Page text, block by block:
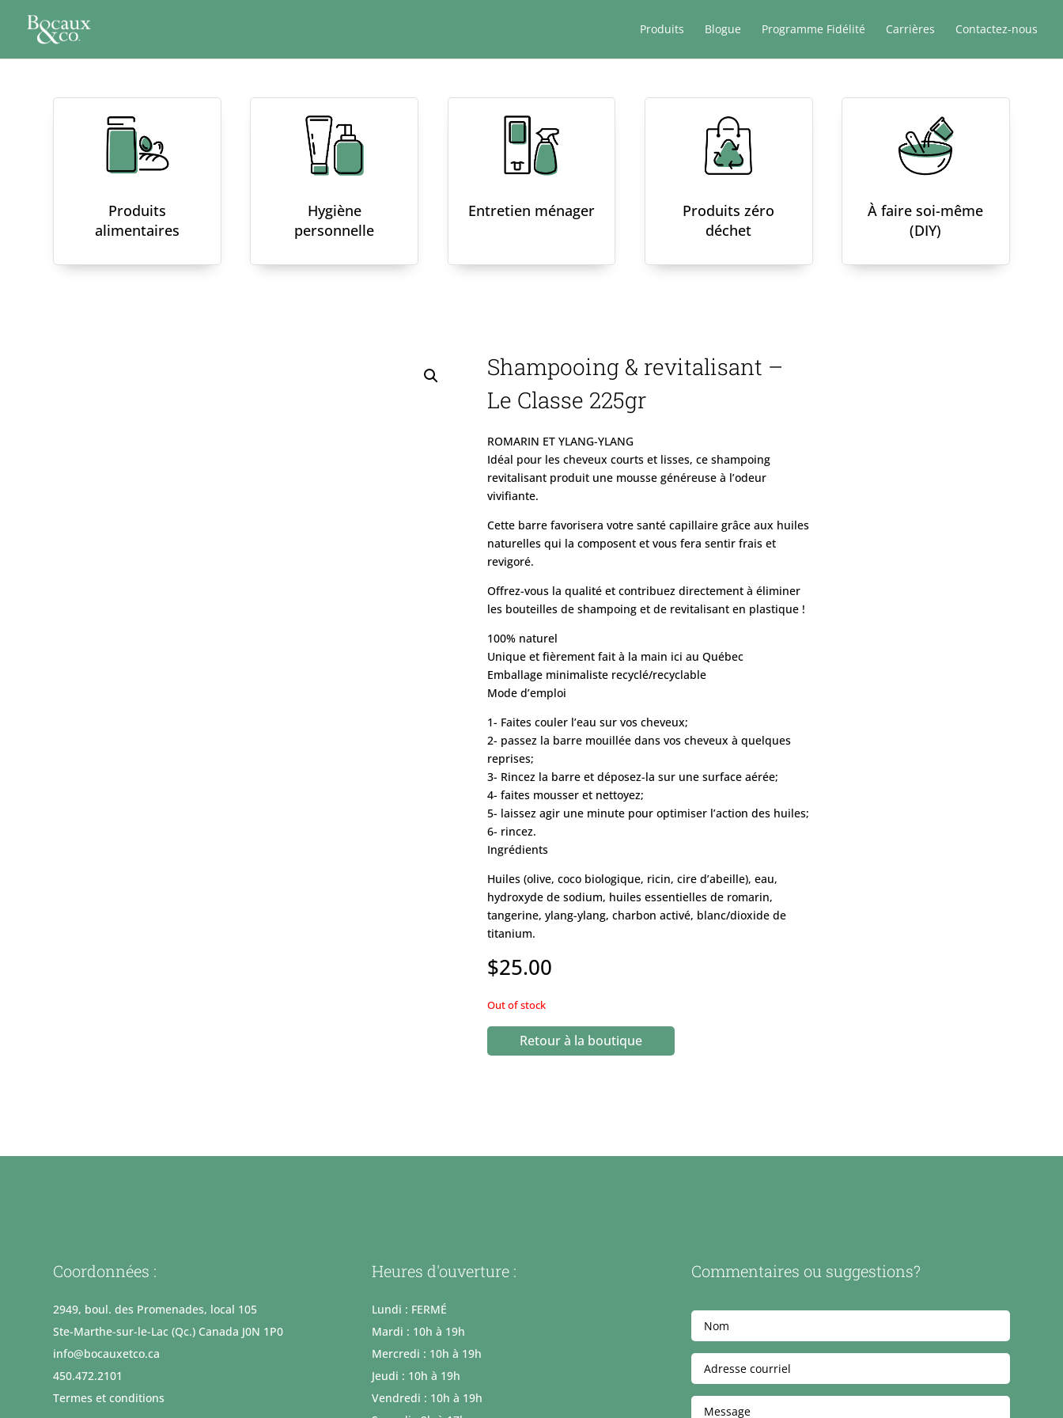
Produits Blogue Programme Fidélité Carrières Contactez-nous
Produits
alimentaires
Hygiène
personnelle
Entretien ménager
Produits zéro
déchet
À faire soi-même
(DIY)
Shampooing & revitalisant –
Le Classe 225gr
ROMARIN ET YLANG-YLANG
Idéal pour les cheveux courts et lisses, ce shampoing
revitalisant produit une mousse généreuse à l’odeur
vivifiante.
Cette barre favorisera votre santé capillaire grâce aux huiles
naturelles qui la composent et vous fera sentir frais et
revigoré.
Offrez-vous la qualité et contribuez directement à éliminer
les bouteilles de shampoing et de revitalisant en plastique !
100% naturel
Unique et fièrement fait à la main ici au Québec
Emballage minimaliste recyclé/recyclable
Mode d’emploi
1- Faites couler l’eau sur vos cheveux;
2- passez la barre mouillée dans vos cheveux à quelques
reprises;
3- Rincez la barre et déposez-la sur une surface aérée;
4- faites mousser et nettoyez;
5- laissez agir une minute pour optimiser l’action des huiles;
6- rincez.
Ingrédients
Huiles (olive, coco biologique, ricin, cire d’abeille), eau,
hydroxyde de sodium, huiles essentielles de romarin,
tangerine, ylang-ylang, charbon activé, blanc/dioxide de
titanium.
$25.00
Out of stock
Retour à la boutique
Coordonnées :
2949, boul. des Promenades, local 105
Ste-Marthe-sur-le-Lac (Qc.) Canada J0N 1P0
info@bocauxetco.ca
450.472.2101
Termes et conditions
Heures d'ouverture :
Lundi : FERMÉ
Mardi : 10h à 19h
Mercredi : 10h à 19h
Jeudi : 10h à 19h
Vendredi : 10h à 19h
Commentaires ou suggestions?